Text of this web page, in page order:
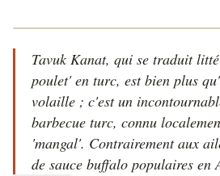
Tavuk Kanat, qui se traduit
poulet' en turc, est bien plus
volaille ; c'est un
barbecue turc, connu
'mangal'. Contrairement aux
de sauce buffalo populaires en